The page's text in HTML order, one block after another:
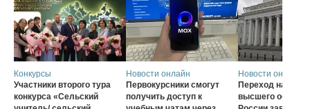
Конкурсы
Участники второго тура
конкурса «Сельский
Новости онлайн
Первокурсники смогут
получить доступ к
Новости онлайн
Переход на
высшего